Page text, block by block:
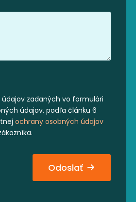
zadaných vo formulári
údajov, podľa článku 6
ochrany osobných údajov
Odoslať